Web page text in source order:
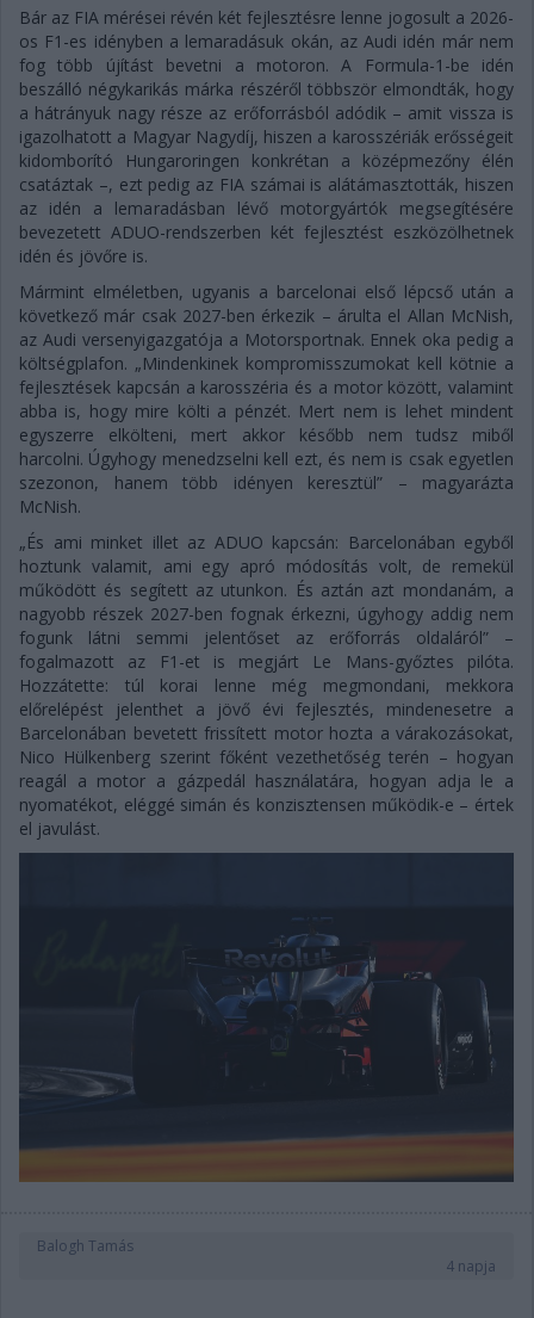
Bár az FIA mérései révén két fejlesztésre lenne jogosult a 2026-
os F1-es idényben a lemaradásuk okán, az Audi idén már nem
fog több újítást bevetni a motoron. A Formula-1-be idén
beszálló négykarikás márka részéről többször elmondták, hogy
a hátrányuk nagy része az erőforrásból adódik – amit vissza is
igazolhatott a Magyar Nagydíj, hiszen a karosszériák erősségeit
kidomborító Hungaroringen konkrétan a középmezőny élén
csatáztak –, ezt pedig az FIA számai is alátámasztották, hiszen
az idén a lemaradásban lévő motorgyártók megsegítésére
bevezetett ADUO-rendszerben két fejlesztést eszközölhetnek
idén és jövőre is.
Mármint elméletben, ugyanis a barcelonai első lépcső után a
következő már csak 2027-ben érkezik – árulta el Allan McNish,
az Audi versenyigazgatója a Motorsportnak. Ennek oka pedig a
költségplafon. „Mindenkinek kompromisszumokat kell kötnie a
fejlesztések kapcsán a karosszéria és a motor között, valamint
abba is, hogy mire költi a pénzét. Mert nem is lehet mindent
egyszerre elkölteni, mert akkor később nem tudsz miből
harcolni. Úgyhogy menedzselni kell ezt, és nem is csak egyetlen
szezonon, hanem több idényen keresztül” – magyarázta
McNish.
„És ami minket illet az ADUO kapcsán: Barcelonában egyből
hoztunk valamit, ami egy apró módosítás volt, de remekül
működött és segített az utunkon. És aztán azt mondanám, a
nagyobb részek 2027-ben fognak érkezni, úgyhogy addig nem
fogunk látni semmi jelentőset az erőforrás oldaláról” –
fogalmazott az F1-et is megjárt Le Mans-győztes pilóta.
Hozzátette: túl korai lenne még megmondani, mekkora
előrelépést jelenthet a jövő évi fejlesztés, mindenesetre a
Barcelonában bevetett frissített motor hozta a várakozásokat,
Nico Hülkenberg szerint főként vezethetőség terén – hogyan
reagál a motor a gázpedál használatára, hogyan adja le a
nyomatékot, eléggé simán és konzisztensen működik-e – értek
el javulást.
Balogh Tamás
4 napja